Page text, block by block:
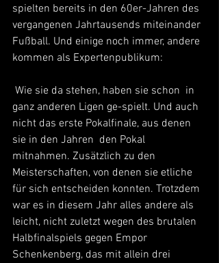
spielten bereits in den 60er-Jahren des
vergangenen Jahrtausends miteinander
Fußball. Und einige noch immer, andere
kommen als Expertenpublikum:
ganz anderen Ligen ge-spielt. Und auch
nicht das erste Pokalfinale, aus denen
sie in den Jahren  den Pokal
mitnahmen. Zusätzlich zu den
Meisterschaften, von denen sie etliche
für sich entscheiden konnten. Trotzdem
war es in diesem Jahr alles andere als
leicht, nicht zuletzt wegen des brutalen
Halbfinalspiels gegen Empor
Schenkenberg, das mit allein drei